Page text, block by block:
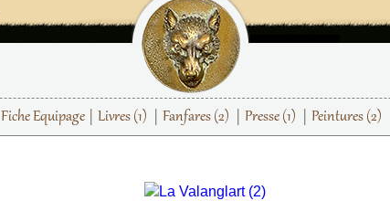
Fiche Equipage Livres (1) Fanfares (2) Presse (1) Peintures (2)